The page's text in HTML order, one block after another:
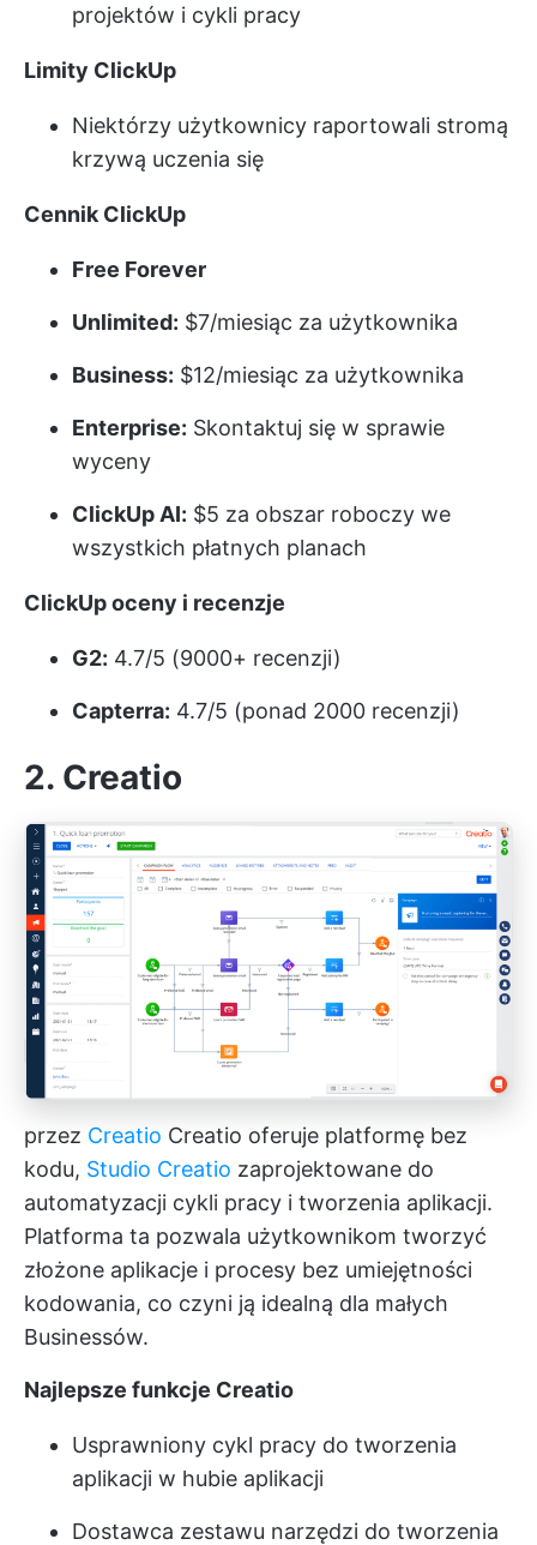
projektów i cykli pracy
Limity ClickUp
Niektórzy użytkownicy raportowali stromą
krzywą uczenia się
Cennik ClickUp
Free Forever
Unlimited: $7/miesiąc za użytkownika
Business: $12/miesiąc za użytkownika
Enterprise: Skontaktuj się w sprawie
wyceny
ClickUp AI: $5 za obszar roboczy we
wszystkich płatnych planach
ClickUp oceny i recenzje
G2: 4.7/5 (9000+ recenzji)
Capterra: 4.7/5 (ponad 2000 recenzji)
2. Creatio
przez Creatio Creatio oferuje platformę bez
kodu, Studio Creatio zaprojektowane do
automatyzacji cykli pracy i tworzenia aplikacji.
Platforma ta pozwala użytkownikom tworzyć
złożone aplikacje i procesy bez umiejętności
kodowania, co czyni ją idealną dla małych
Businessów.
Najlepsze funkcje Creatio
Usprawniony cykl pracy do tworzenia
aplikacji w hubie aplikacji
Dostawca zestawu narzędzi do tworzenia